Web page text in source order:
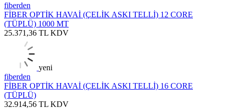
fiberden
FİBER OPTİK HAVAİ (ÇELİK ASKI TELLİ) 12 CORE
(TÜPLÜ) 1000 MT
25.371,36 TL KDV
yeni
fiberden
FİBER OPTİK HAVAİ (ÇELİK ASKI TELLİ) 16 CORE
(TÜPLÜ)
32.914,56 TL KDV